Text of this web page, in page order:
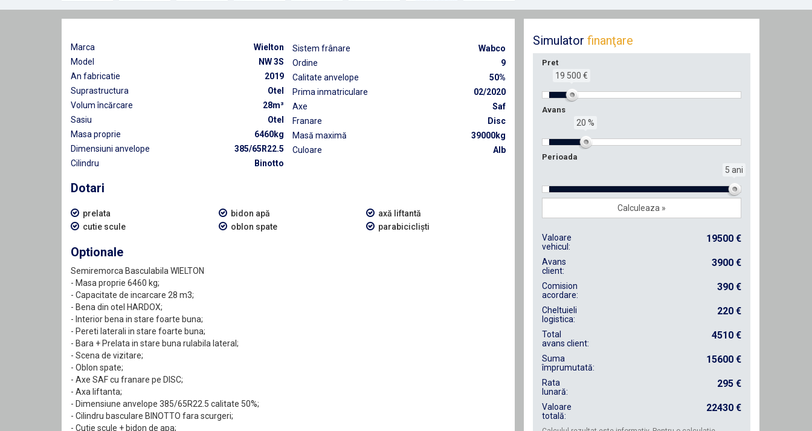
Marca
Wielton
Model
NW 3S
An fabricatie
2019
Suprastructura
Otel
Volum încărcare
28m³
Sasiu
Otel
Masa proprie
6460kg
Dimensiuni anvelope
385/65R22.5
Cilindru
Binotto
Sistem frânare
Wabco
Ordine
9
Calitate anvelope
50%
Prima inmatriculare
02/2020
Axe
Saf
Franare
Disc
Masă maximă
39000kg
Culoare
Alb
Dotari
prelata
cutie scule
bidon apă
oblon spate
axă liftantă
parabicicliști
Optionale
Semiremorca Basculabila WIELTON
- Masa proprie 6460 kg;
- Capacitate de incarcare 28 m3;
- Bena din otel HARDOX;
- Interior bena in stare foarte buna;
- Pereti laterali in stare foarte buna;
- Bara + Prelata in stare buna rulabila lateral;
- Scena de vizitare;
- Oblon spate;
- Axe SAF cu franare pe DISC;
- Axa liftanta;
- Dimensiune anvelope 385/65R22.5 calitate 50%;
- Cilindru basculare BINOTTO fara scurgeri;
- Cutie scule + bidon de apa;
Simulator finanţare
Pret
19 500 €
Avans
20 %
Perioada
5 ani
Valoare
vehicul:
19500 €
Avans
client:
3900 €
Comision
acordare:
390 €
Cheltuieli
logistica:
220 €
Total
avans client:
4510 €
Suma
împrumutată:
15600 €
Rata
lunară:
295 €
Valoare
totală:
22430 €